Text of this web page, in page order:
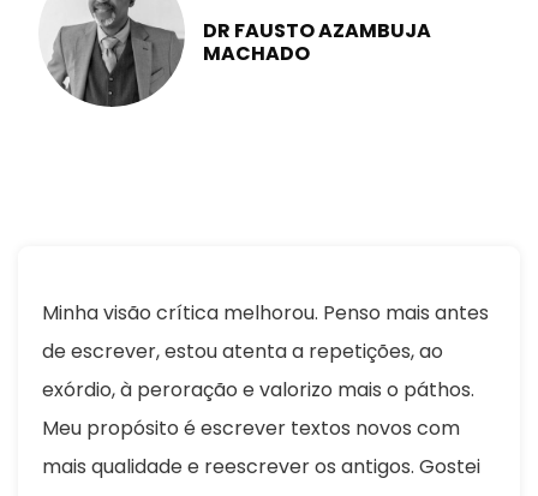
DR FAUSTO AZAMBUJA
MACHADO
Minha visão crítica melhorou. Penso mais antes
de escrever, estou atenta a repetições, ao
exórdio, à peroração e valorizo mais o páthos.
Meu propósito é escrever textos novos com
mais qualidade e reescrever os antigos. Gostei